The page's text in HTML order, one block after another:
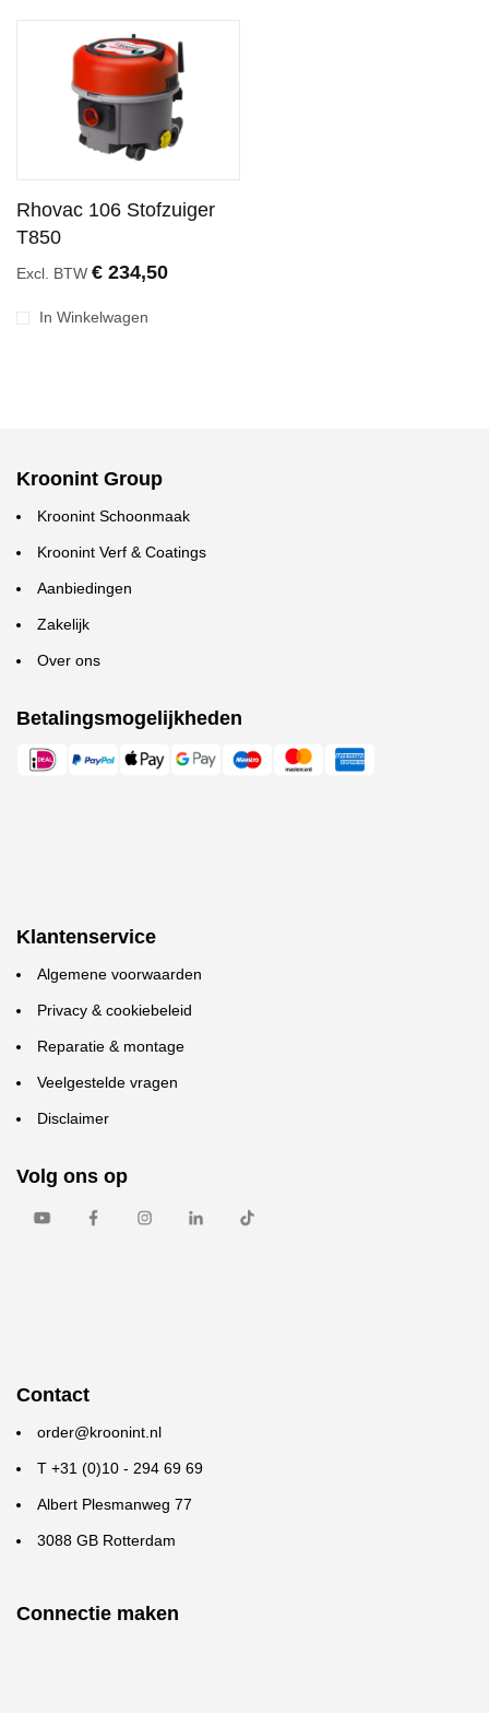
Rhovac 106 Stofzuiger
T850
Excl. BTW € 234,50
In Winkelwagen
Kroonint Group
Kroonint Schoonmaak
Kroonint Verf & Coatings
Aanbiedingen
Zakelijk
Over ons
Betalingsmogelijkheden
Klantenservice
Algemene voorwaarden
Privacy & cookiebeleid
Reparatie & montage
Veelgestelde vragen
Disclaimer
Volg ons op
Contact
order@kroonint.nl
T +31 (0)10 - 294 69 69
Albert Plesmanweg 77
3088 GB Rotterdam
Connectie maken